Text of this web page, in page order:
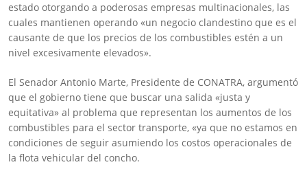
estado otorgando a poderosas empresas multinacionales, las
cuales mantienen operando «un negocio clandestino que es el
causante de que los precios de los combustibles estén a un
nivel excesivamente elevados».
El Senador Antonio Marte, Presidente de CONATRA, argumentó
que el gobierno tiene que buscar una salida «justa y
equitativa» al problema que representan los aumentos de los
combustibles para el sector transporte, «ya que no estamos en
condiciones de seguir asumiendo los costos operacionales de
la flota vehicular del concho.